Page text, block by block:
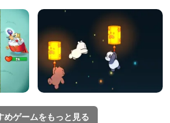
めゲームをもっと見る